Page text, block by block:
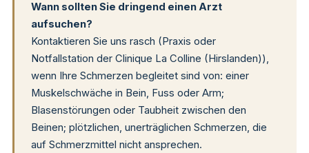
Wann sollten Sie dringend einen Arzt
aufsuchen?
Kontaktieren Sie uns rasch (Praxis oder
Notfallstation der Clinique La Colline (Hirslanden)),
wenn Ihre Schmerzen begleitet sind von: einer
Muskelschwäche in Bein, Fuss oder Arm;
Blasenstörungen oder Taubheit zwischen den
Beinen; plötzlichen, unerträglichen Schmerzen, die
auf Schmerzmittel nicht ansprechen.